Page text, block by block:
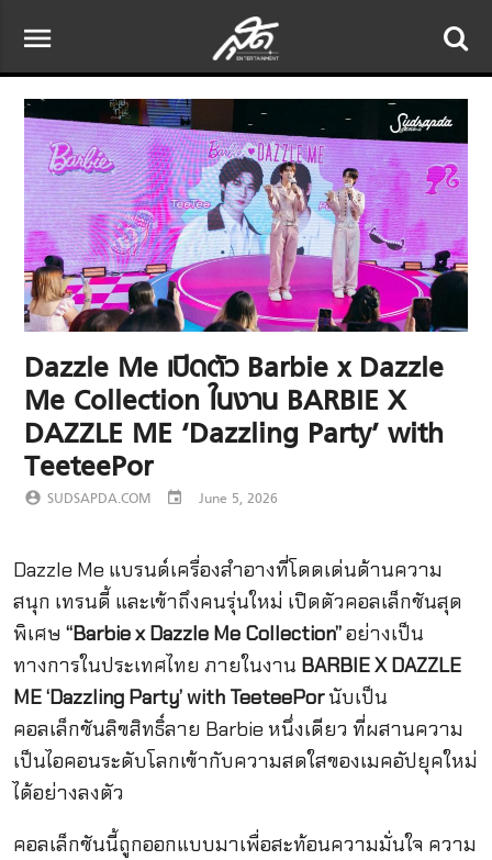
menu
Dazzle Me เปิดตัว Barbie x Dazzle
Me Collection ในงาน BARBIE X
DAZZLE ME ‘Dazzling Party’ with
TeeteePor
account_circle SUDSAPDA.COM event June 5, 2026
Dazzle Me แบรนด์เครื่องสำอางที่โดดเด่นด้านความ
สนุก เทรนดี้ และเข้าถึงคนรุ่นใหม่ เปิดตัวคอลเล็กชันสุด
พิเศษ “Barbie x Dazzle Me Collection”อย่างเป็น
ทางการในประเทศไทย ภายในงาน BARBIE X DAZZLE
ME ‘Dazzling Party’ with TeeteePorนับเป็น
คอลเล็กชันลิขสิทธิ์ลาย Barbie หนึ่งเดียว ที่ผสานความ
เป็นไอคอนระดับโลกเข้ากับความสดใสของเมคอัปยุคใหม่
ได้อย่างลงตัว
คอลเล็กชันนี้ถูกออกแบบมาเพื่อสะท้อนความมั่นใจ ความ